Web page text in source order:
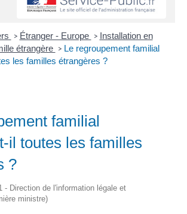
> Étranger - Europe > Installation en
étrangère > Le regroupement familial
les familles étrangères ?
familial
il toutes les familles
?
- Direction de l'information légale et
ministre)